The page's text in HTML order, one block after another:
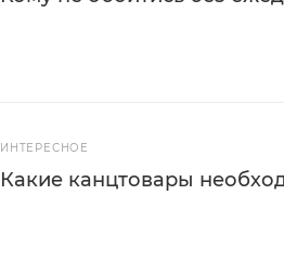
ИНТЕРЕСНОЕ
Какие канцтовары